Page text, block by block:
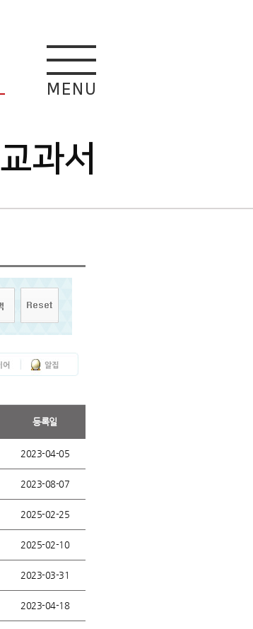
M E N U
교과서
등록일
2023-04-05
2023-08-07
2025-02-25
2025-02-10
2023-03-31
2023-04-18